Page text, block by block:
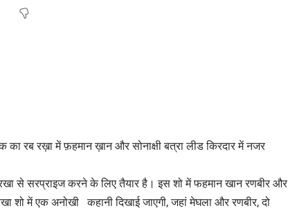
रब रख़ा में फ़हमान ख़ान और सोनाक्षी बत्रा लीड किरदार में नजर
से सरप्राइज करने के लिए तैयार है। इस शो में फहमान खान रणबीर और
शो में एक अनोखी कहानी दिखाई जाएगी, जहां मेघला और रणबीर, दो